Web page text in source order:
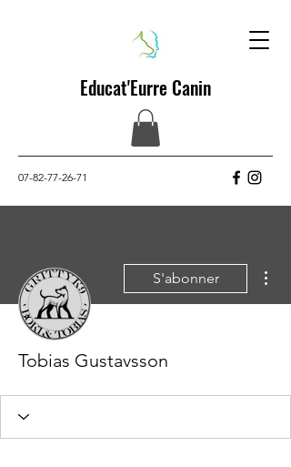
Educat'Eurre Canin
07-82-77-26-71
S'abonner
Tobias Gustavsson